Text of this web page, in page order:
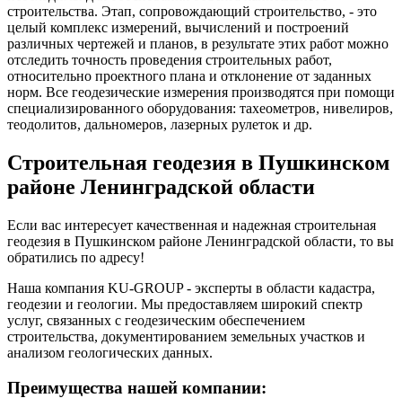
строительства. Этап, сопровождающий строительство, - это
целый комплекс измерений, вычислений и построений
различных чертежей и планов, в результате этих работ можно
отследить точность проведения строительных работ,
относительно проектного плана и отклонение от заданных
норм. Все геодезические измерения производятся при помощи
специализированного оборудования: тахеометров, нивелиров,
теодолитов, дальномеров, лазерных рулеток и др.
Строительная геодезия в Пушкинском
районе Ленинградской области
Если вас интересует качественная и надежная строительная
геодезия в Пушкинском районе Ленинградской области, то вы
обратились по адресу!
Наша компания KU-GROUP - эксперты в области кадастра,
геодезии и геологии. Мы предоставляем широкий спектр
услуг, связанных с геодезическим обеспечением
строительства, документированием земельных участков и
анализом геологических данных.
Преимущества нашей компании: